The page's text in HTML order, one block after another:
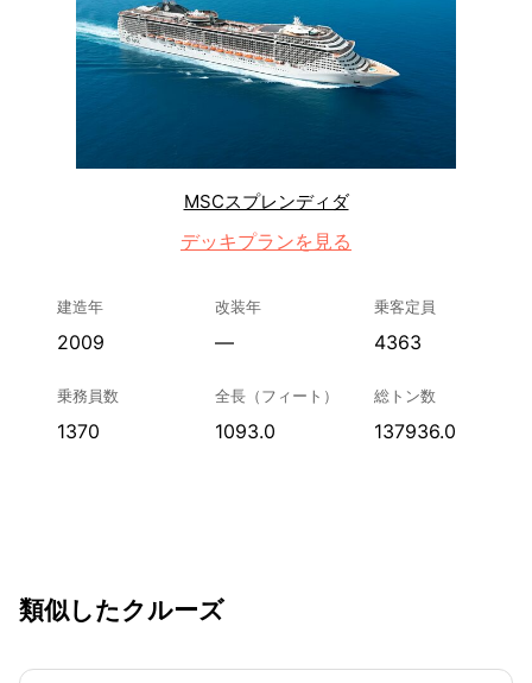
MSCスプレンディダ
デッキプランを見る
建造年
2009
改装年
—
乗客定員
4363
乗務員数
1370
全長（フィート）
1093.0
総トン数
137936.0
類似したクルーズ